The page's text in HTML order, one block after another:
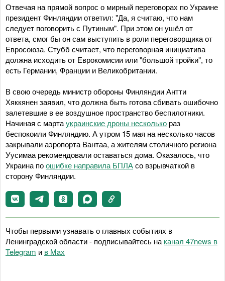
Отвечая на прямой вопрос о мирный переговорах по Украине
президент Финляндии ответил: "Да, я считаю, что нам
следует поговорить с Путиным". При этом он ушёл от
ответа, смог бы он сам выступить в роли переговорщика от
Евросоюза. Стубб считает, что переговорная инициатива
должна исходить от Еврокомисии или "большой тройки", то
есть Германии, Франции и Великобритании.
В свою очередь министр обороны Финляндии Антти
Хяккянен заявил, что должна быть готова сбивать ошибочно
залетевшие в ее воздушное пространство беспилотники.
Начиная с мартаукраинские дроны несколько раз
беспокоили Финляндию. А утром 15 мая на несколько часов
закрывали аэропорта Вантаа, а жителям столичного региона
Уусимаа рекомендовали оставаться дома. Оказалось, что
Украина поошибке направила БПЛАсо взрывчаткой в
сторону Финляндии.
Чтобы первыми узнавать о главных событиях в
Ленинградской области - подписывайтесь на канал 47news в
Telegram и в Maх